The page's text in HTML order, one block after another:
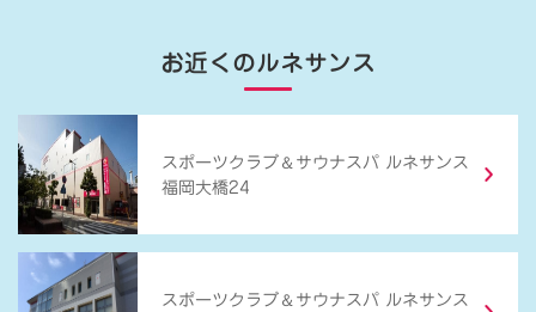
お近くのルネサンス
スポーツクラブ ＆ サウナスパ ルネサンス
福岡大橋24
スポーツクラブ ＆ サウナスパ ルネサンス